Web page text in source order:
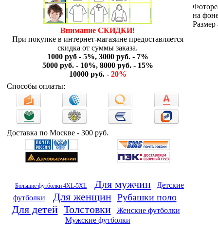
Внимание СКИДКИ!
При покупке в интернет-магазине предоставляется
скидка от суммы заказа.
1000 руб - 5%, 3000 руб. - 7%
5000 руб. - 10%, 8000 руб. - 15%
10000 руб. - 20%
Способы оплаты:
Доставка по Москве - 300 руб.
Большие футболки 4XL-5XL Для мужчин
Детские
футболки
Для женщин Рубашки поло
Для детей Толстовки
Женские футболки
Мужские футболки
на
Размер